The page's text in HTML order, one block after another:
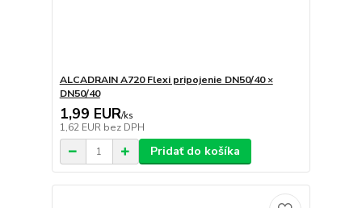
ALCADRAIN A720 Flexi pripojenie DN50/40 ×
DN50/40
1,99 EUR/ks
1,62 EUR bez DPH
Pridať do košíka